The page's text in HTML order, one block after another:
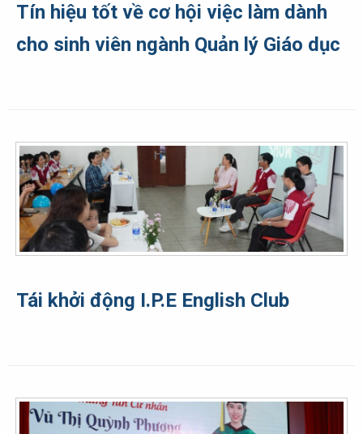
Tín hiệu tốt về cơ hội việc làm dành
cho sinh viên ngành Quản lý Giáo dục
Tái khởi động I.P.E English Club